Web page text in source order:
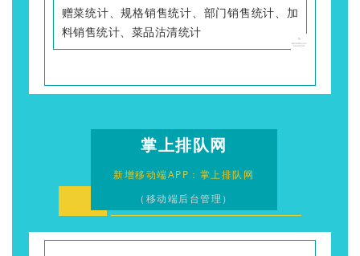
赠菜统计、规格销售统计、部门销售统计、加
料销售统计、菜品沽清统计
掌上排队网
新增移动端APP：掌上排队网
（移动端后台管理）